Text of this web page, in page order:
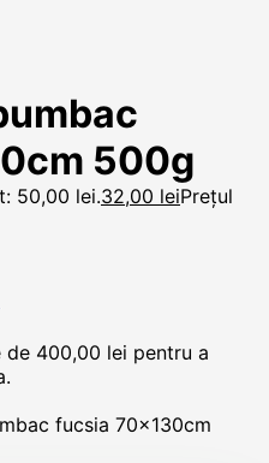
500g
50,00 lei.32,00 leiPrețul
de 400,00 lei pentru a
fucsia 70x130cm